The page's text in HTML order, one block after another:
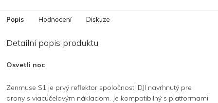
Popis Hodnocení Diskuze
Detailní popis produktu
Osvetli noc
Zenmuse S1 je prvý reflektor spoločnosti DJI navrhnutý pre
drony s viacúčelovým nákladom. Je kompatibilný s platformami